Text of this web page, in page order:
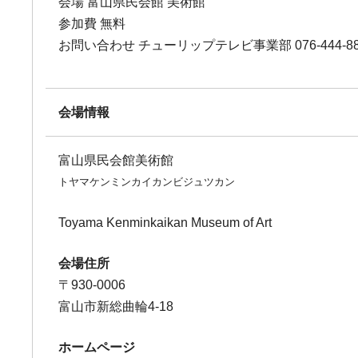
参加費 無料
お問い合わせ チューリップテレビ事業部 076-444-
会場情報
富山県民会館美術館
トヤマケンミンカイカンビジュツカン
Toyama Kenminkaikan Museum of Art
会場住所
〒930-0006
富山市新総曲輪4-18
ホームページ